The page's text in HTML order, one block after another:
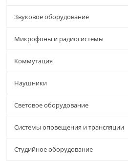
Звуковое оборудование
Микрофоны и радиосистемы
Коммутация
Наушники
Световое оборудование
Системы оповещения и трансляции
Студийное оборудование